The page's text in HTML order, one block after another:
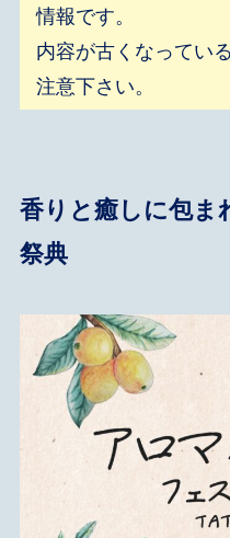
情報です。
内容が古くなってい
注意下さい。
香りと癒しに包ま
祭典